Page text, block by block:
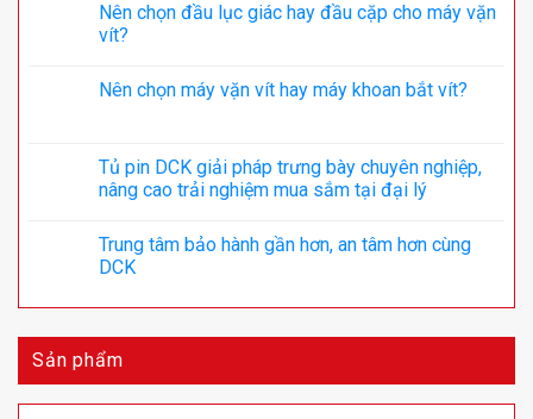
Nên chọn đầu lục giác hay đầu cặp cho máy vặn
vít?
Nên chọn máy vặn vít hay máy khoan bắt vít?
Tủ pin DCK giải pháp trưng bày chuyên nghiệp,
nâng cao trải nghiệm mua sắm tại đại lý
Trung tâm bảo hành gần hơn, an tâm hơn cùng
DCK
Sản phẩm